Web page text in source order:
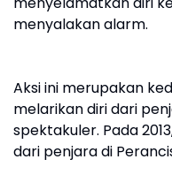
menyalakan alarm.
Aksi ini merupakan
melarikan diri dari
spektakuler. Pada
dari penjara di